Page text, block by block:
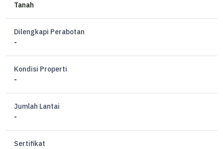
Tanah
Dilengkapi Perabotan
-
Kondisi Properti
-
Jumlah Lantai
-
Sertifikat